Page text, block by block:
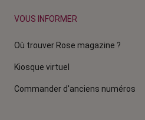
VOUS INFORMER
Où trouver Rose magazine ?
Kiosque virtuel
Commander d'anciens numéros